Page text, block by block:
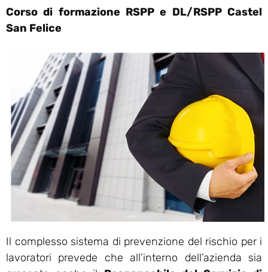
Corso di formazione RSPP e DL/RSPP Castel
San Felice
Il complesso sistema di prevenzione del rischio per i
lavoratori prevede che all’interno dell’azienda sia